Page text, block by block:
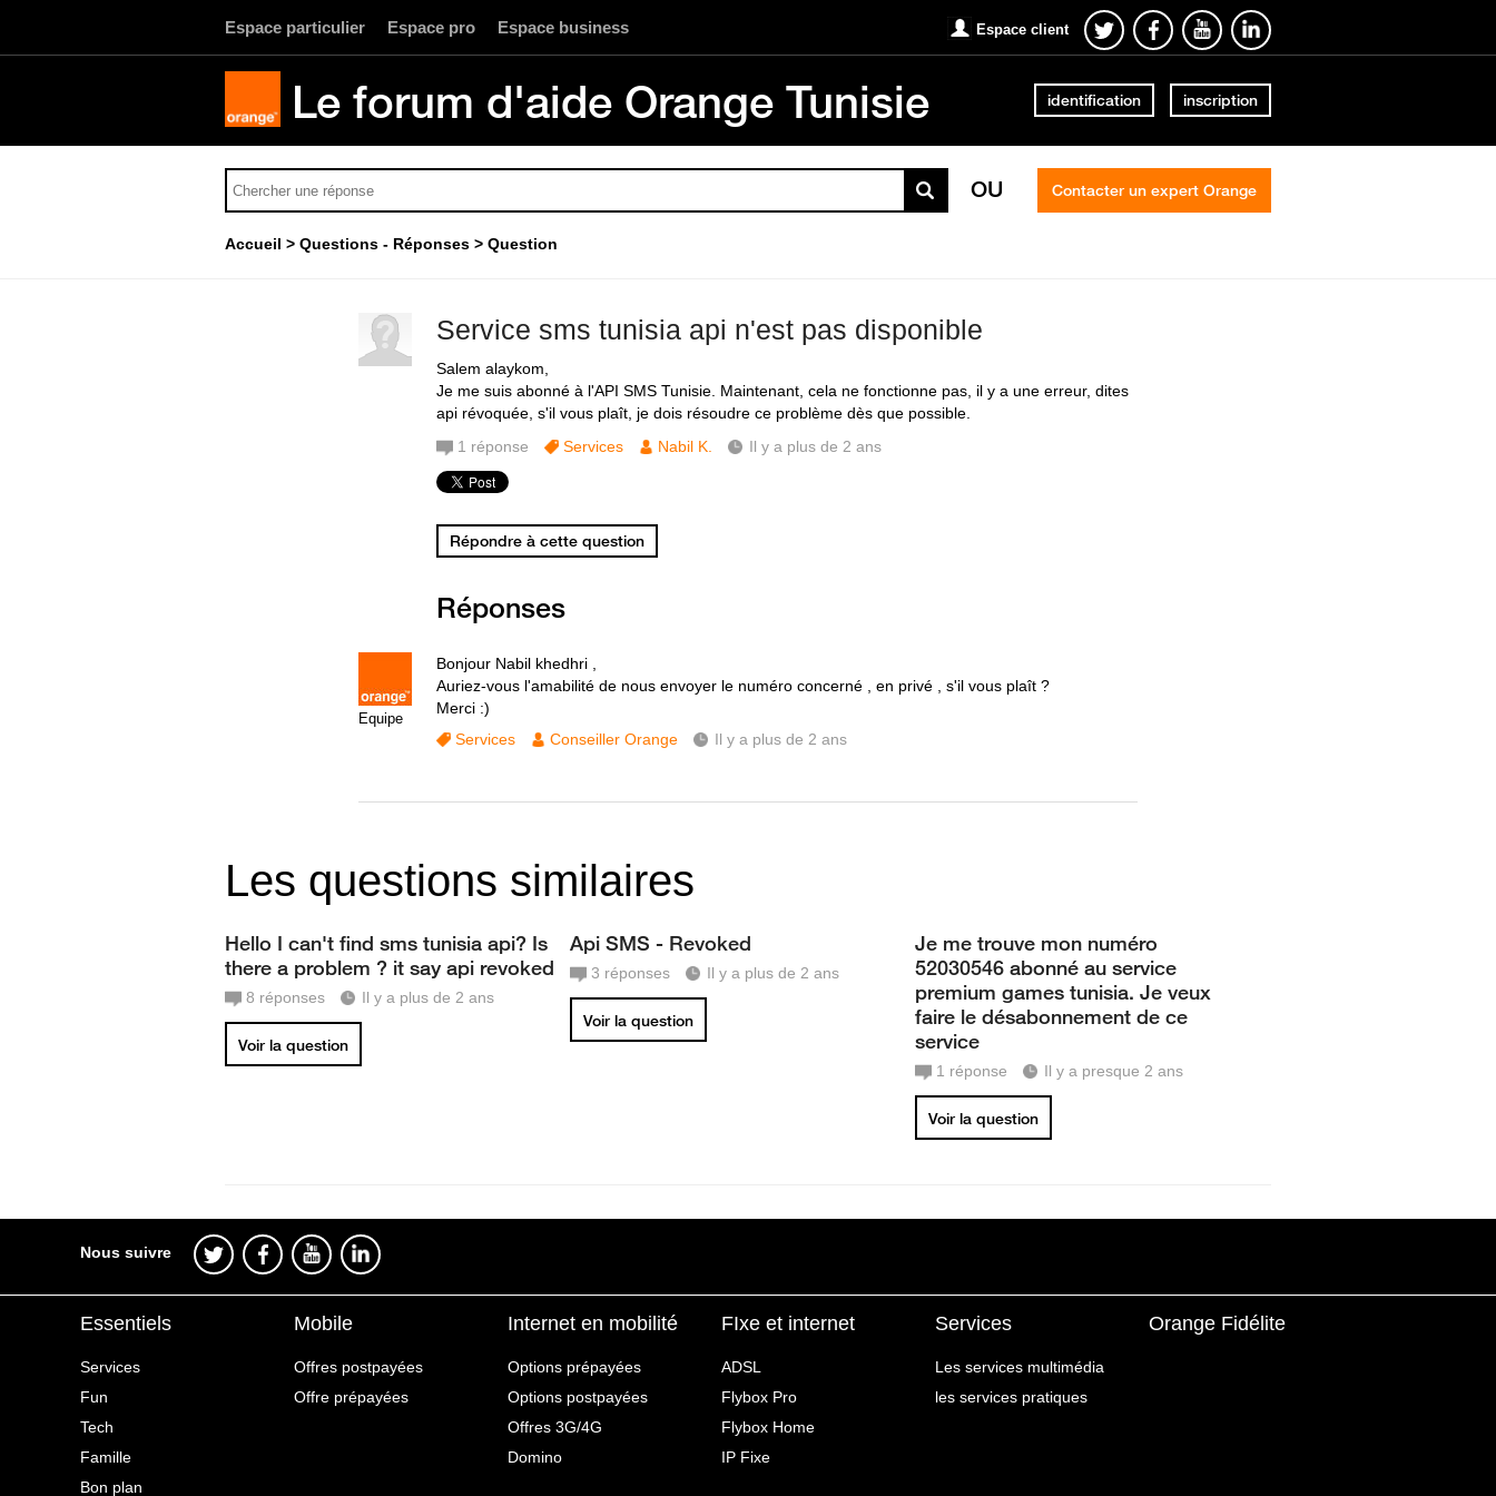
Espace particulier Espace pro Espace business Espace client
Le forum d'aide Orange Tunisie identification inscription
OU Contacter un expert Orange
Accueil Questions - Réponses Question
Service sms tunisia api n'est pas disponible
Salem alaykom,
Je me suis abonné à l'API SMS Tunisie. Maintenant, cela ne fonctionne pas, il y a une erreur, dites
api révoquée, s'il vous plaît, je dois résoudre ce problème dès que possible.
1 réponse Services Nabil K. Il y a plus de 2 ans
Répondre à cette question
Réponses
Equipe
Bonjour Nabil khedhri ,
Auriez-vous l'amabilité de nous envoyer le numéro concerné , en privé , s'il vous plaît ?
Merci :)
Services
Conseiller Orange Il y a plus de 2 ans
Les questions similaires
Hello I can't find sms tunisia api? Is
there a problem ? it say api revoked
8 réponses Il y a plus de 2 ans
Voir la question
Api SMS - Revoked
3 réponses Il y a plus de 2 ans
Voir la question
Je me trouve mon numéro
52030546 abonné au service
premium games tunisia. Je veux
faire le désabonnement de ce
service
1 réponse Il y a presque 2 ans
Voir la question
Nous suivre
Essentiels
Services
Fun
Tech
Famille
Bon plan
Mobile
Offres postpayées
Offre prépayées
Internet en mobilité
Options prépayées
Options postpayées
Offres 3G/4G
Domino
FIxe et internet
ADSL
Flybox Pro
Flybox Home
IP Fixe
Services
Les services multimédia
les services pratiques
Orange Fidélite